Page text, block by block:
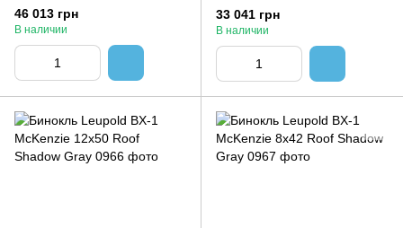
46 013 грн
В наличии
33 041 грн
В наличии